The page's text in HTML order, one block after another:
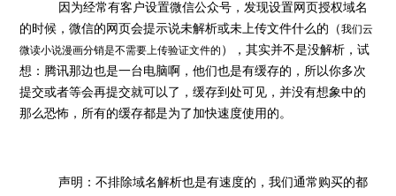
因为经常有客户设置微信公众号，发现设置网页授权域名
的时候，微信的网页会提示说未解析或未上传文件什么的（我们云
微读小说漫画分销是不需要上传验证文件的 ），其实并不是没解析，试
想：腾讯那边也是一台电脑啊，他们也是有缓存的，所以你多次
提交或者等会再提交就可以了，缓存到处可见，并没有想象中的
那么恐怖，所有的缓存都是为了加快速度使用的。
声明：不排除域名解析也是有速度的，我们通常购买的都